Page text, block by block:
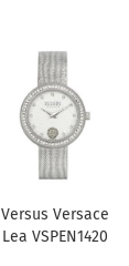
Versus Versace
Lea VSPEN1420